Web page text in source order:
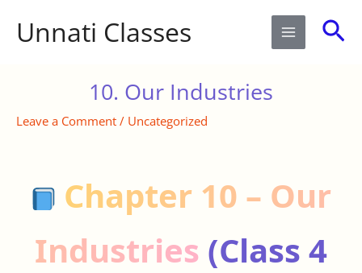
contentUnnati Classes
10. Our Industries
Leave a Comment / Uncategorized
Chapter 10 – Our
Industries (Class 4